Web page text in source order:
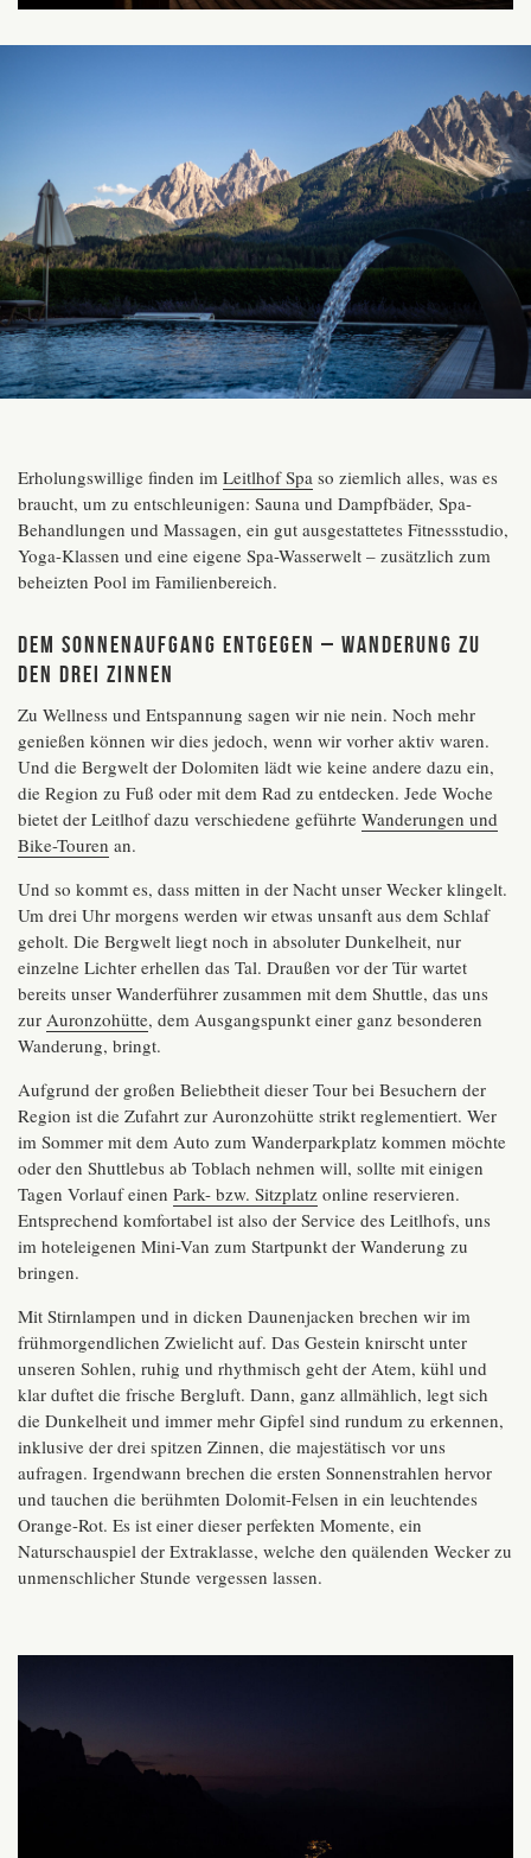
Erholungswillige finden im Leitlhof Spa so ziemlich alles, was es
braucht, um zu entschleunigen: Sauna und Dampfbäder, Spa-
Behandlungen und Massagen, ein gut ausgestattetes Fitnessstudio,
Yoga-Klassen und eine eigene Spa-Wasserwelt – zusätzlich zum
beheizten Pool im Familienbereich.
Dem Sonnenaufgang entgegen – Wanderung zu
den Drei Zinnen
Zu Wellness und Entspannung sagen wir nie nein. Noch mehr
genießen können wir dies jedoch, wenn wir vorher aktiv waren.
Und die Bergwelt der Dolomiten lädt wie keine andere dazu ein,
die Region zu Fuß oder mit dem Rad zu entdecken. Jede Woche
bietet der Leitlhof dazu verschiedene geführte Wanderungen und
Bike-Touren an.
Und so kommt es, dass mitten in der Nacht unser Wecker klingelt.
Um drei Uhr morgens werden wir etwas unsanft aus dem Schlaf
geholt. Die Bergwelt liegt noch in absoluter Dunkelheit, nur
einzelne Lichter erhellen das Tal. Draußen vor der Tür wartet
bereits unser Wanderführer zusammen mit dem Shuttle, das uns
zur Auronzohütte, dem Ausgangspunkt einer ganz besonderen
Wanderung, bringt.
Aufgrund der großen Beliebtheit dieser Tour bei Besuchern der
Region ist die Zufahrt zur Auronzohütte strikt reglementiert. Wer
im Sommer mit dem Auto zum Wanderparkplatz kommen möchte
oder den Shuttlebus ab Toblach nehmen will, sollte mit einigen
Tagen Vorlauf einen Park- bzw. Sitzplatz online reservieren.
Entsprechend komfortabel ist also der Service des Leitlhofs, uns
im hoteleigenen Mini-Van zum Startpunkt der Wanderung zu
bringen.
Mit Stirnlampen und in dicken Daunenjacken brechen wir im
frühmorgendlichen Zwielicht auf. Das Gestein knirscht unter
unseren Sohlen, ruhig und rhythmisch geht der Atem, kühl und
klar duftet die frische Bergluft. Dann, ganz allmählich, legt sich
die Dunkelheit und immer mehr Gipfel sind rundum zu erkennen,
inklusive der drei spitzen Zinnen, die majestätisch vor uns
aufragen. Irgendwann brechen die ersten Sonnenstrahlen hervor
und tauchen die berühmten Dolomit-Felsen in ein leuchtendes
Orange-Rot. Es ist einer dieser perfekten Momente, ein
Naturschauspiel der Extraklasse, welche den quälenden Wecker zu
unmenschlicher Stunde vergessen lassen.